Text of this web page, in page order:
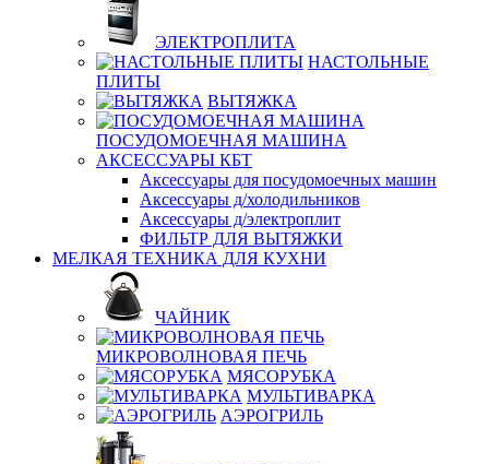
ЭЛЕКТРОПЛИТА
НАСТОЛЬНЫЕ
ПЛИТЫ
ВЫТЯЖКА
ПОСУДОМОЕЧНАЯ МАШИНА
АКСЕССУАРЫ КБТ
Аксессуары для посудомоечных машин
Аксессуары д/холодильников
Аксессуары д/электроплит
ФИЛЬТР ДЛЯ ВЫТЯЖКИ
МЕЛКАЯ ТЕХНИКА ДЛЯ КУХНИ
ЧАЙНИК
МИКРОВОЛНОВАЯ ПЕЧЬ
МЯСОРУБКА
МУЛЬТИВАРКА
АЭРОГРИЛЬ